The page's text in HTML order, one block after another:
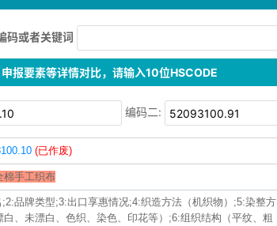
码或者关键词
报要素等详情对比，请输入10位HSCODE
编码二:
(已作废)
棉手工织布
;2:品牌类型;3:出口享惠情况;4:织造方法（机织物）;5:染整方
白、未漂白、色织、染色、印花等）;6:组织结构（平纹、粗